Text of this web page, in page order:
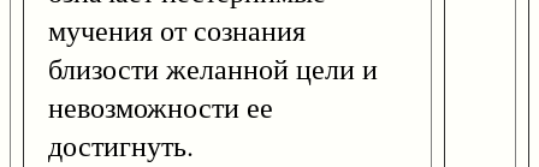
мучения от сознания
близости желанной цели и
невозможности ее
достигнуть.